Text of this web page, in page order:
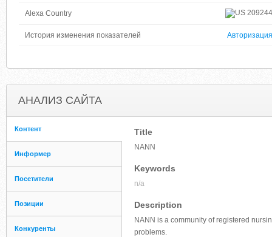
Alexa Country 209244
История изменения показателей Авторизация
АНАЛИЗ САЙТА
Контент
Информер
Посетители
Позиции
Конкуренты
Title
NANN
Keywords
n/a
Description
NANN is a community of registered
problems.